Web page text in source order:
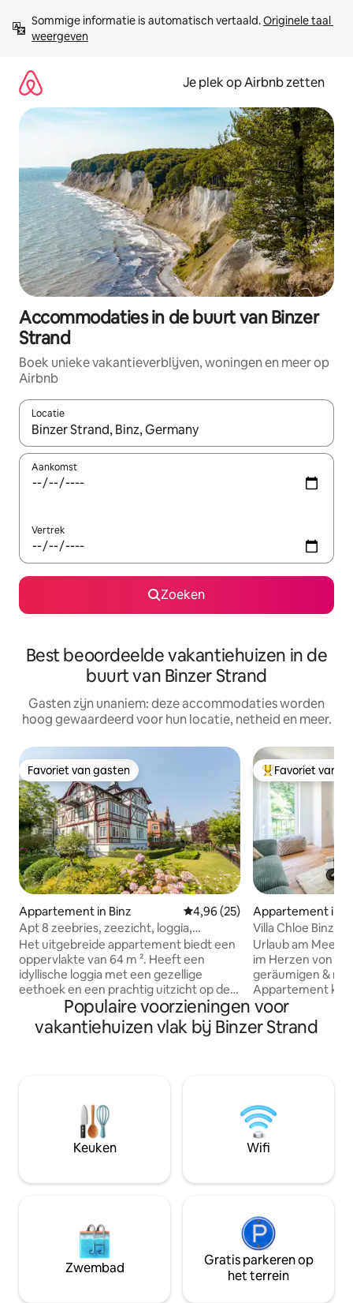
direct
naar
Sommige informatie is automatisch vertaald. Originele taal
weergeven
Je plek op Airbnb zetten
Accommodaties in de buurt van Binzer
Strand
Boek unieke vakantieverblijven, woningen en meer op
Airbnb
Locatie
Wanneer er resultaten beschikbaar zijn, maak je een keuze
Aankomst
Vertrek
Zoeken
Best beoordeelde vakantiehuizen in de
buurt van Binzer Strand
Gasten zijn unaniem: deze accommodaties worden
hoog gewaardeerd voor hun locatie, netheid en meer.
Favoriet van gasten
Favoriet van gasten
Appartement in Binz Gemiddelde beoordeling van
4,96 (25)
Apt 8 zeebries, zeezicht, loggia,
strandstoel
Het uitgebreide appartement biedt een
oppervlakte van 64 m ². Heeft een
idyllische loggia met een gezellige
eethoek en een prachtig uitzicht op de
Oostzee. Strandstoel, mai-september,
eerste zeelijn. Woonkamer met
flatscreen-tv, open haard (elektrisch),
koffiezetapparaat, broodrooster,
servies), slaapkamer tweepersoonsbed
en kledingkast, badkamer, toilet,
gastentoilet, haardroger.
Topfavoriet van
Favoriet van
Appartement in
Villa Chloe Binz, 2
Urlaub am Meer
im Herzen von
geräumigen &
Appartement
neue Energie
Bäder,
die grüne Oase
Personen, + 1 kleiner/ mittelgroßer Hund
ist gegen
Populaire voorzieningen voor
vakantiehuizen vlak bij Binzer Strand
Keuken Wifi
Zwembad
Gratis parkeren op
het terrein